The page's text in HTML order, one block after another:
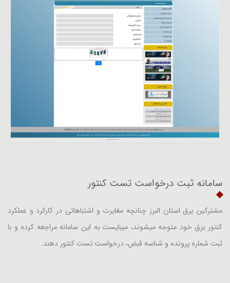
سامانه ثبت درخواست تست کنتور
مشترکین برق استان البرز چنانچه مغایرت و اشتباهاتی در کارکرد و عملکرد
کنتور برق خود متوجه میشوند، میبایست به این سامانه مراجعه کرده و با
ثبت شماره پرونده و شناسه قبض، درخواست تست کنتور دهند.